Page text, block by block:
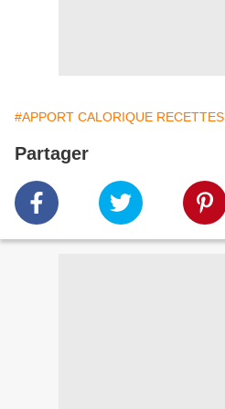
#APPORT CALORIQUE RECETTES
Partager